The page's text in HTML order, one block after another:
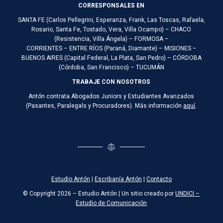
CORRESPONSALES EN
SANTA FE (Carlos Pellegrini, Esperanza, Frank, Las Toscas, Rafaela,
Rosario, Santa Fe, Tostado, Vera, Villa Ocampo) – CHACO
(Resistencia, Villa Ángela) – FORMOSA –
CORRIENTES – ENTRE RÍOS (Paraná, Diamante) – MISIONES –
BUENOS AIRES (Capital Federal, La Plata, San Pedro) – CÓRDOBA
(Córdoba, San Francisco) – TUCUMÁN
TRABAJE CON NOSOTROS
Antón contrata Abogados Juniors y Estudiantes Avanzados
(Pasantes, Paralegals y Procuradores). Más información aquí.
Estudio Antón | Escribanía Antón | Contacto
© Copyright 2026 – Estudio Antón | Un sitio creado porUNDICI –
Estudio de Comunicación